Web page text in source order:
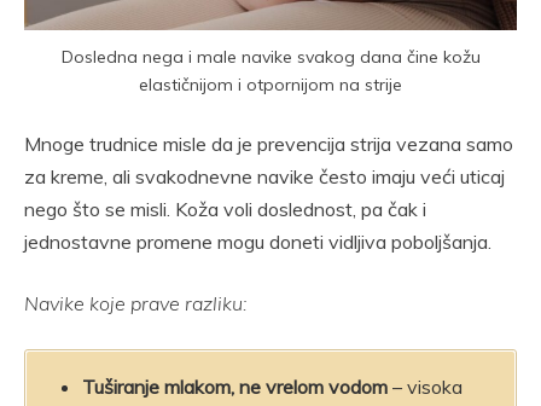
Dosledna nega i male navike svakog dana čine kožu
elastičnijom i otpornijom na strije
Mnoge trudnice misle da je prevencija strija vezana samo
za kreme, ali svakodnevne navike često imaju veći uticaj
nego što se misli. Koža voli doslednost, pa čak i
jednostavne promene mogu doneti vidljiva poboljšanja.
Navike koje prave razliku:
Tuširanje mlakom, ne vrelom vodom – visoka